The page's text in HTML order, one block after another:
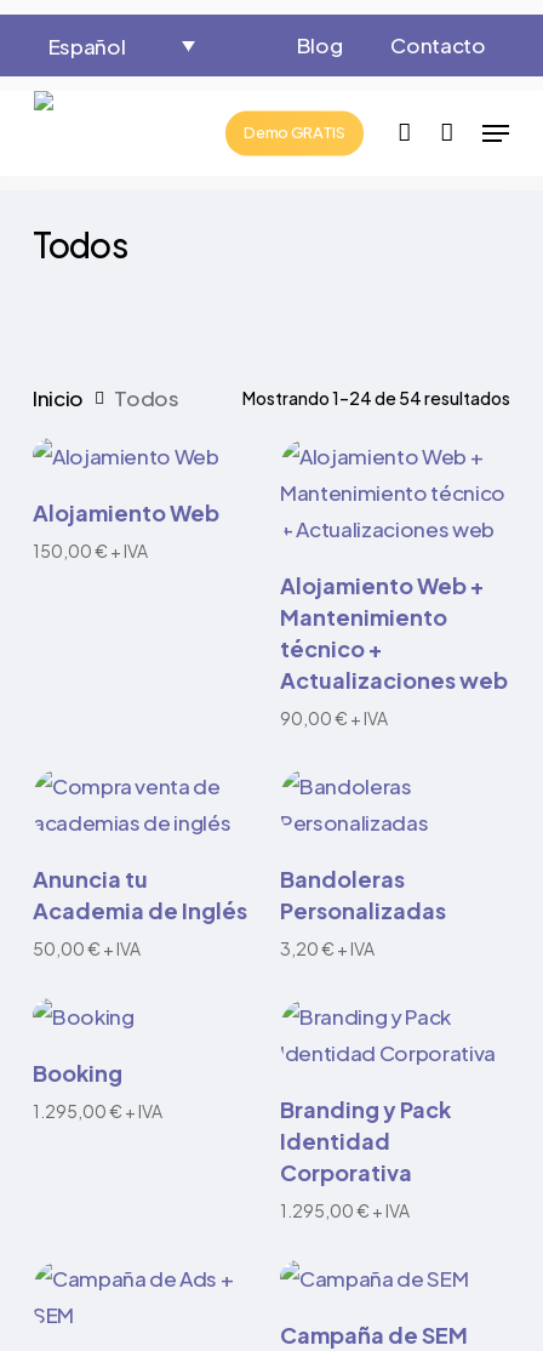
Skip
main
Español Blog Contacto
Demo GRATIS accountMenu
CartClose
Cart
Todos
Mostrando 1–24 de 54 resultados
Inicio Todos
Alojamiento Web
150,00€ + IVA
Alojamiento Web +
Mantenimiento
técnico +
Actualizaciones web
90,00€ + IVA
Anuncia tu
Academia de Inglés
50,00€ + IVA
Seleccionar
opciones
producto
múltiples
variantes.
se
pueden
elegir
en
la
página
de
Bandoleras
Personalizadas
3,20€ + IVA
Booking
1.295,00€ + IVA
Branding y Pack
Identidad
Corporativa
1.295,00€ + IVA
Campaña de SEM